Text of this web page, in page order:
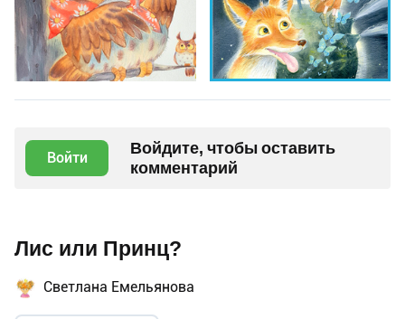
Войти
Войдите, чтобы оставить
комментарий
Лис или Принц?
Светлана Емельянова